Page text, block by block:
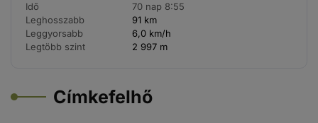
Idő
70 nap 8:55
Leghosszabb
91 km
Leggyorsabb
6,0 km/h
Legtöbb szint
2 997 m
Címkefelhő